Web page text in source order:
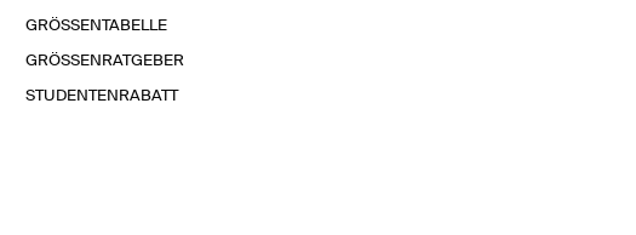
GRÖSSENTABELLE
GRÖSSENRATGEBER
STUDENTENRABATT